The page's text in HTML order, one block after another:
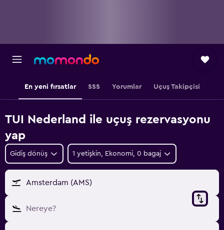
En yeni fırsatlar SSS Yorumlar Uçuş Takipçisi
TUI Nederland ile uçuş rezervasyonu
yap
Gidiş dönüş 1 yetişkin, Ekonomi, 0 bagaj
Amsterdam (AMS)
Nereye?